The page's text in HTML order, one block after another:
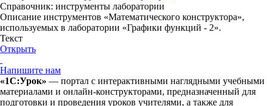
Справочник: инструменты лаборатории
Описание инструментов «Математического конструктора»,
используемых в лаборатории «Графики функций - 2».
Текст
Открыть
Напишите нам
«1С:Урок» — портал с интерактивными наглядными учебными
материалами и онлайн-конструкторами, предназначенный для
подготовки и проведения уроков учителями, а также для